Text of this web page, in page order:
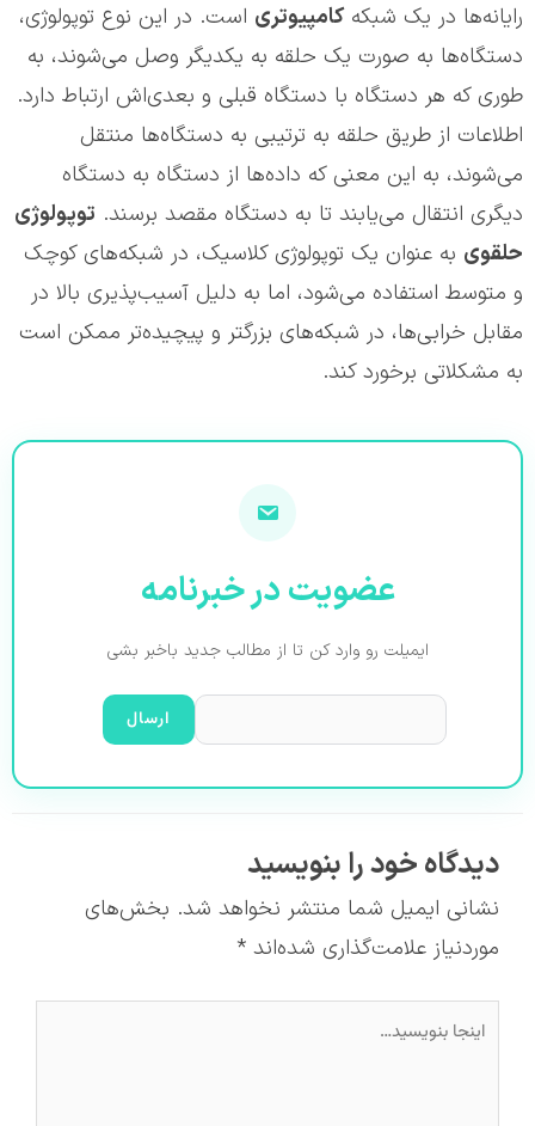
رایانه‌ها در یک شبکهکامپیوتری است. در این نوع توپولوژی،
دستگاه‌ها به صورت یک حلقه به یکدیگر وصل می‌شوند، به
طوری که هر دستگاه با دستگاه قبلی و بعدی‌اش ارتباط دارد.
اطلاعات از طریق حلقه به ترتیبی به دستگاه‌ها منتقل
می‌شوند، به این معنی که داده‌ها از دستگاه به دستگاه
دیگری انتقال می‌یابند تا به دستگاه مقصد برسند. توپولوژی
حلقوی به عنوان یک توپولوژی کلاسیک، در شبکه‌های کوچک
و متوسط استفاده می‌شود، اما به دلیل آسیب‌پذیری بالا در
مقابل خرابی‌ها، در شبکه‌های بزرگتر و پیچیده‌تر ممکن است
به مشکلاتی برخورد کند.
عضویت در خبرنامه
ایمیلت رو وارد کن تا از مطالب جدید باخبر بشی
دیدگاه‌ خود را بنویسید
نشانی ایمیل شما منتشر نخواهد شد. بخش‌های
موردنیاز علامت‌گذاری شده‌اند *
اینجا